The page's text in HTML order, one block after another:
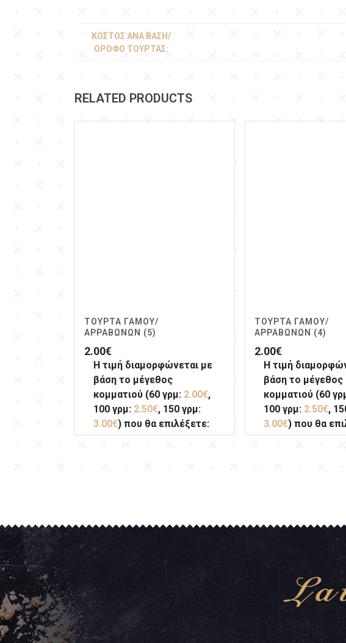
ΚΌΣΤΟΣ ΑΝΆ ΒΆΣΗ/
ΌΡΟΦΟ ΤΟΎΡΤΑΣ:
RELATED PRODUCTS
ΤΟΎΡΤΑ ΓΆΜΟΥ/
ΑΡΡΑΒΏΝΩΝ (5)
2.00€
Η τιμή διαμορφώνεται με
βάση το μέγεθος
κομματιού (60 γρμ: 2.00€,
100 γρμ: 2.50€, 150 γρμ:
3.00€) που θα επιλέξετε:
ΤΟΎΡΤΑ ΓΆΜΟΥ/
ΑΡΡΑΒΏΝΩΝ (4)
2.00€
Η τιμή
βάση το μέγεθος
κομματιού (60
100 γρμ: 2.50€,
3.00€) που θα